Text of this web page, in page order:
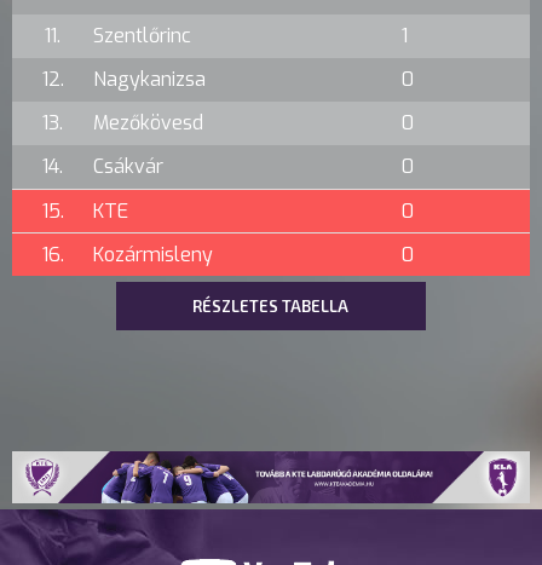
11.
Szentlőrinc
1
12.
Nagykanizsa
0
13.
Mezőkövesd
0
14.
Csákvár
0
15.
KTE
0
16.
Kozármisleny 0
RÉSZLETES TABELLA